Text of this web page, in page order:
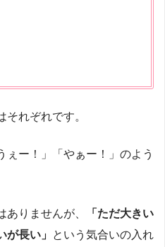
れぞれです。
ぇー！」「やぁー！」のよう
りませんが、
「ただ大きい
長い」 という気合いの入れ